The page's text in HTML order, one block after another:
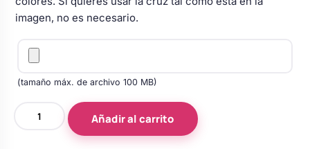
imagen, no es necesario.
(tamaño máx. de archivo 100 MB)
Añadir al carrito